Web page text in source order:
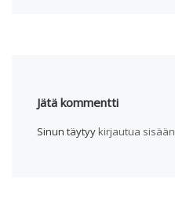
Jätä kommentti
Sinun täytyy kirjautua sisään